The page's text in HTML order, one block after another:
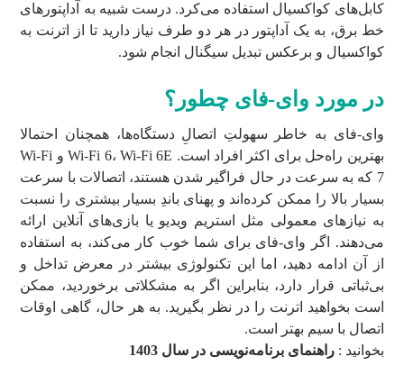
کابل‌های کواکسیال استفاده می‌کرد. درست شبیه به آداپتورهای
خط برق، به یک آداپتور در هر دو طرف نیاز دارید تا از اترنت به
کواکسیال و برعکس تبدیل سیگنال انجام شود.
در مورد وای-فای چطور؟
وای-فای به خاطر سهولتِ اتصالِ دستگاه‌ها، همچنان احتمالا
بهترین راه‌حل برای اکثر افراد است. Wi-Fi 6، Wi-Fi 6E و Wi-Fi
7 که به سرعت در حال فراگیر شدن هستند، اتصالات با سرعت
بسیار بالا را ممکن کرده‌اند و پهنای باندِ بسیار بیشتری را نسبت
به نیازهای معمولی مثل استریم ویدیو یا بازی‌های آنلاین ارائه
می‌دهند. اگر وای-فای برای شما خوب کار می‌کند، به استفاده
از آن ادامه دهید، اما این تکنولوژی بیشتر در معرض تداخل و
بی‌ثباتی قرار دارد، بنابراین اگر به مشکلاتی برخوردید، ممکن
است بخواهید اترنت را در نظر بگیرید. به هر حال، گاهی اوقات
اتصال با سیم بهتر است.
بخوانید :راهنمای برنامه‌نویسی در سال 1403